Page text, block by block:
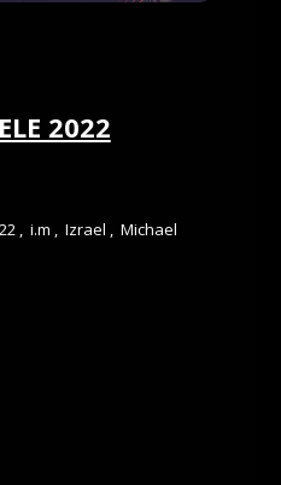
2022
, i.m , Izrael , Michael